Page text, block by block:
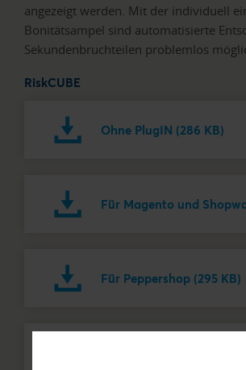
angezeigt werden. Mit der individuell
Bonitätsampel sind automatisierte
Sekundenbruchteilen problemlos
RiskCUBE
Ohne PlugIN (286 KB)
Für Magento und
Für Peppershop (295 KB)
Für Presta und